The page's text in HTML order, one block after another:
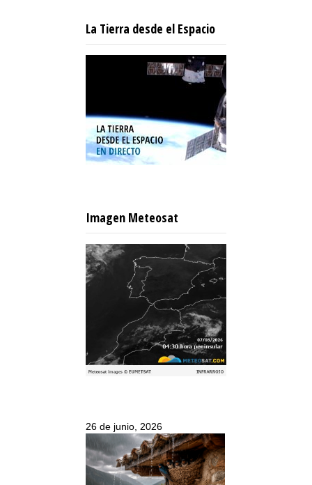
La Tierra desde el Espacio
Imagen Meteosat
26 de junio, 2026